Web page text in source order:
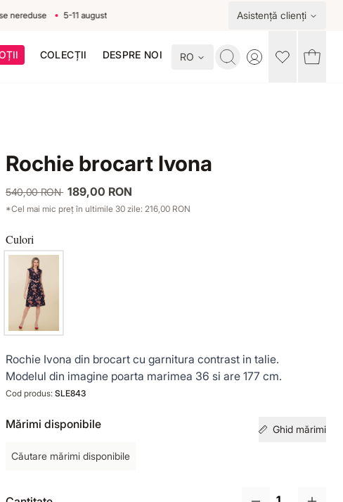
5-11 august Asistență clienți
COLECȚII DESPRE NOI RO Toggle account
Rochie brocart Ivona
540,00 RON 189,00 RON
*Cel mai mic preț în ultimile 30 zile: 216,00 RON
Culori
Rochie Ivona din brocart cu garnitura contrast in talie.
Modelul din imagine poarta marimea 36 si are 177 cm.
Cod produs: SLE843
Mărimi disponibile Ghid mărimi
Căutare mărimi disponibile